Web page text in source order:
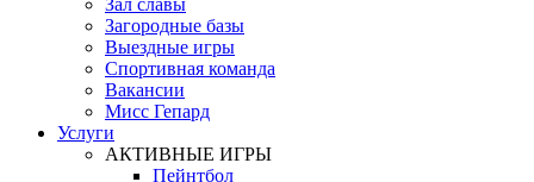
Зал славы
Загородные базы
Выездные игры
Спортивная команда
Вакансии
Мисс Гепард
Услуги
АКТИВНЫЕ ИГРЫ
Пейнтбол